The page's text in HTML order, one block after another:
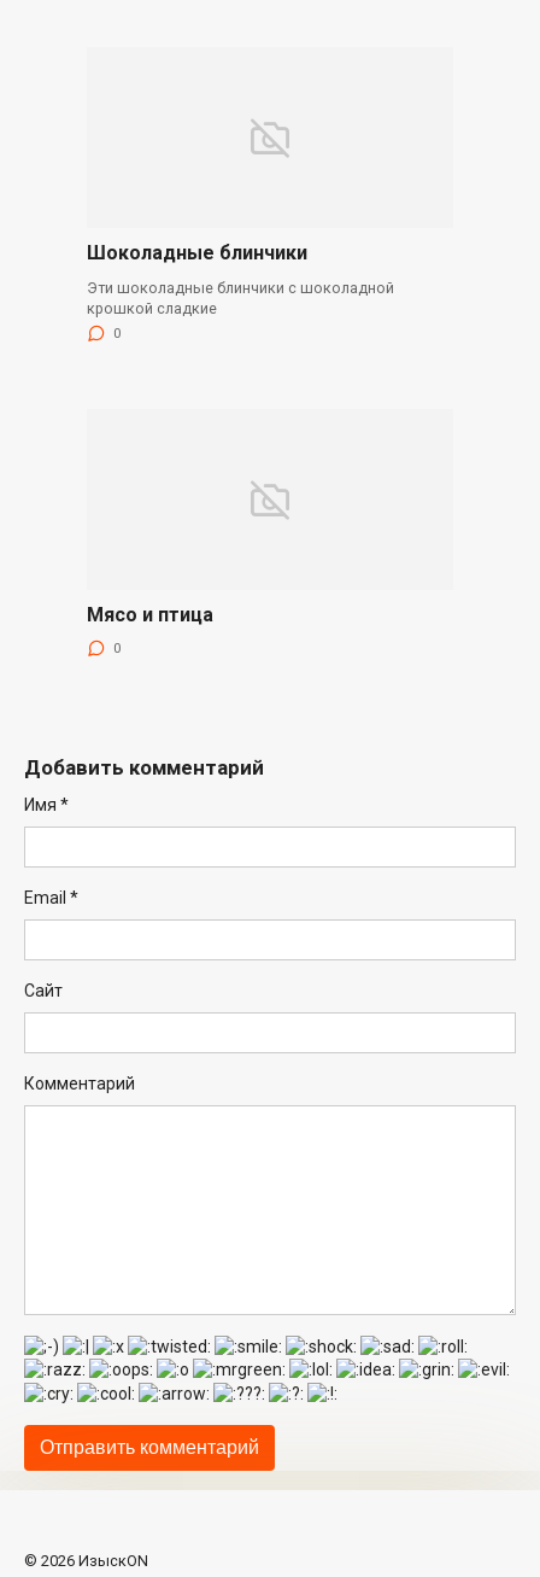
Шоколадные блинчики
Эти шоколадные блинчики с шоколадной
крошкой сладкие
0
Мясо и птица
0
Добавить комментарий
Имя *
Email *
Сайт
Комментарий
© 2026 ИзыскON